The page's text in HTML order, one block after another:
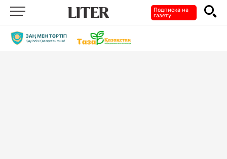
Подписка на
газету